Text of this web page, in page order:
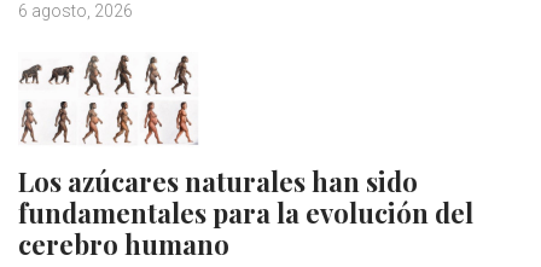
6 agosto, 2026
Los azúcares naturales han sido
fundamentales para la evolución del
cerebro humano